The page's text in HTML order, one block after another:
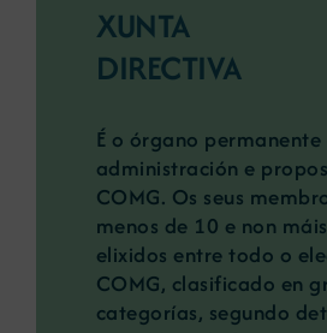
XUNTA
DIRECTIVA
É o órgano permanente
administración e
COMG. Os seus
menos de 10 e non
elixidos entre todo o
COMG, clasificado en
categorías, segundo